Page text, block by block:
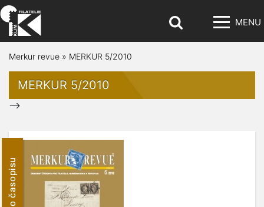
MENU
o časopisu
Merkur revue » MERKUR 5/2010
MERKUR 5/2010
-->